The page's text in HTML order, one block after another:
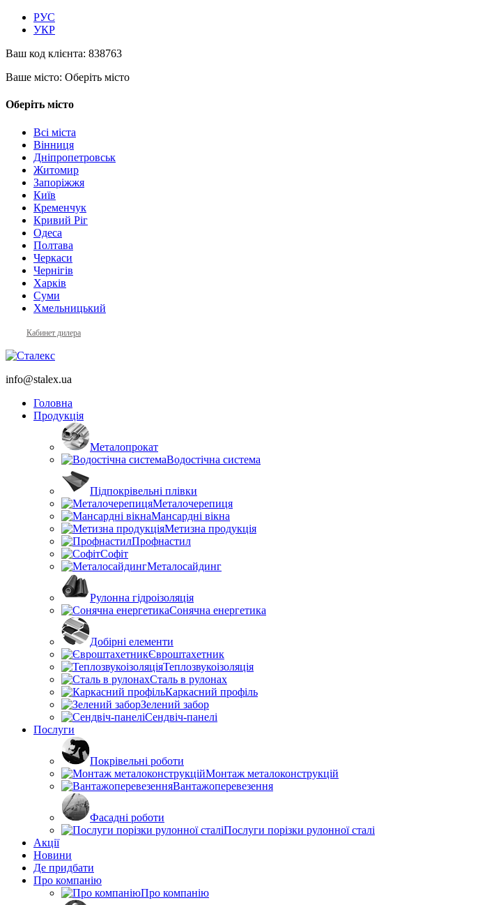
РУС
УКР
Ваш код клієнта: 838763
Ваше місто: Оберіть місто
Оберіть місто
Всі міста
Вінниця
Дніпропетровськ
Житомир
Запоріжжя
Київ
Кременчук
Кривий Ріг
Одеса
Полтава
Черкаси
Чернігів
Харків
Суми
Хмельницький
Кабинет дилера
info@stalex.ua
Головна
Продукція
Металопрокат
Водостічна система
Підпокрівельні плівки
Металочерепиця
Мансардні вікна
Метизна продукція
Профнастил
Софіт
Металосайдинг
Рулонна гідроізоляція
Сонячна енергетика
Добірні елементи
Євроштахетник
Теплозвукоізоляція
Сталь в рулонах
Каркасний профіль
Зелений забор
Сендвіч-панелі
Послуги
Покрівельні роботи
Монтаж металоконструкцій
Вантажоперевезення
Фасадні роботи
Послуги порізки рулонної сталі
Акції
Новини
Де придбати
Про компанію
Про компанію